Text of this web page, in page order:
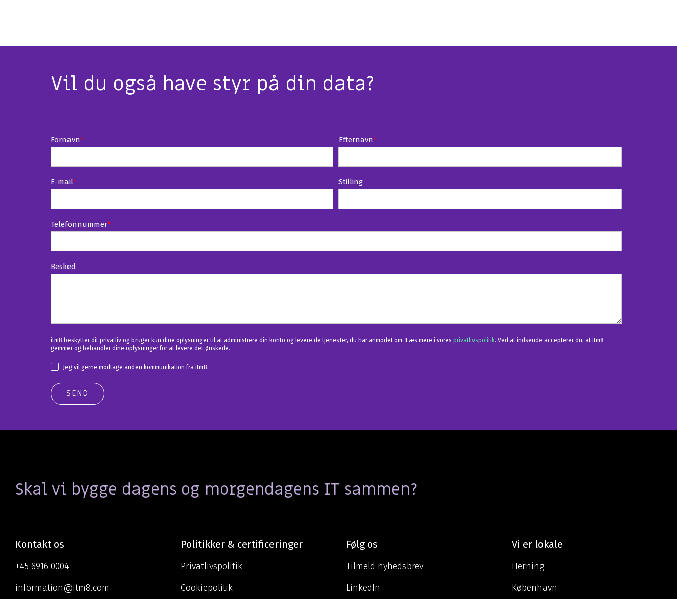
Vil du også have styr på din data?
Fornavn* Efternavn*
E-mail* Stilling
Telefonnummer*
Besked
itm8 beskytter dit privatliv og bruger kun dine oplysninger til at administrere din konto og levere de tjenester, du har anmodet om. Læs mere i vores privatlivspolitik. Ved at indsende accepterer du, at itm8
gemmer og behandler dine oplysninger for at levere det ønskede.
Jeg vil gerne modtage anden kommunikation fra itm8.
Skal vi bygge dagens og morgendagens IT sammen?
Kontakt os
+45 6916 0004
information@itm8.com
Politikker & certificeringer
Privatlivspolitik
Cookiepolitik
Følg os
Tilmeld nyhedsbrev
LinkedIn
Vi er lokale
Herning
København